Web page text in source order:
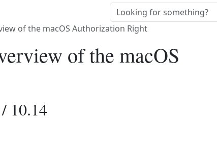
of the macOS Authorization Right
of the macOS
10.14